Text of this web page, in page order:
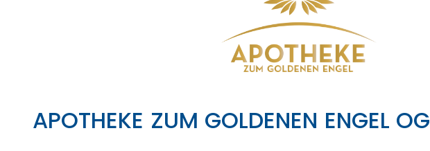
APOTHEKE ZUM GOLDENEN ENGEL OG